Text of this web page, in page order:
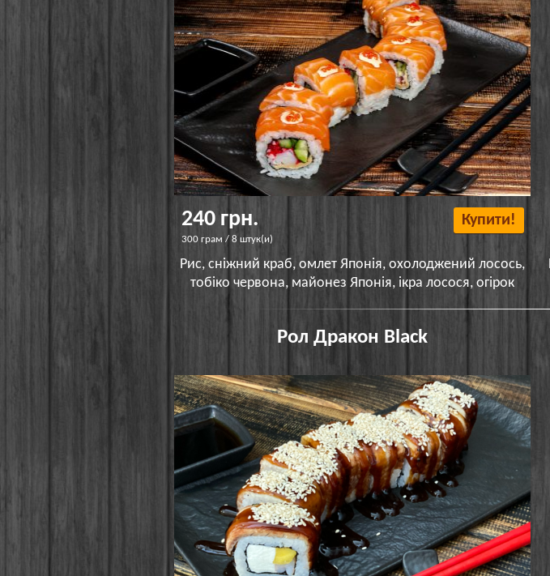
240 грн.
300 грам / 8 штук(и)
Купити!
Рис, сніжний краб, омлет Японія, охолоджений лосось,
тобіко червона, майонез Японія, ікра лосося, огірок
Рол Дракон Black